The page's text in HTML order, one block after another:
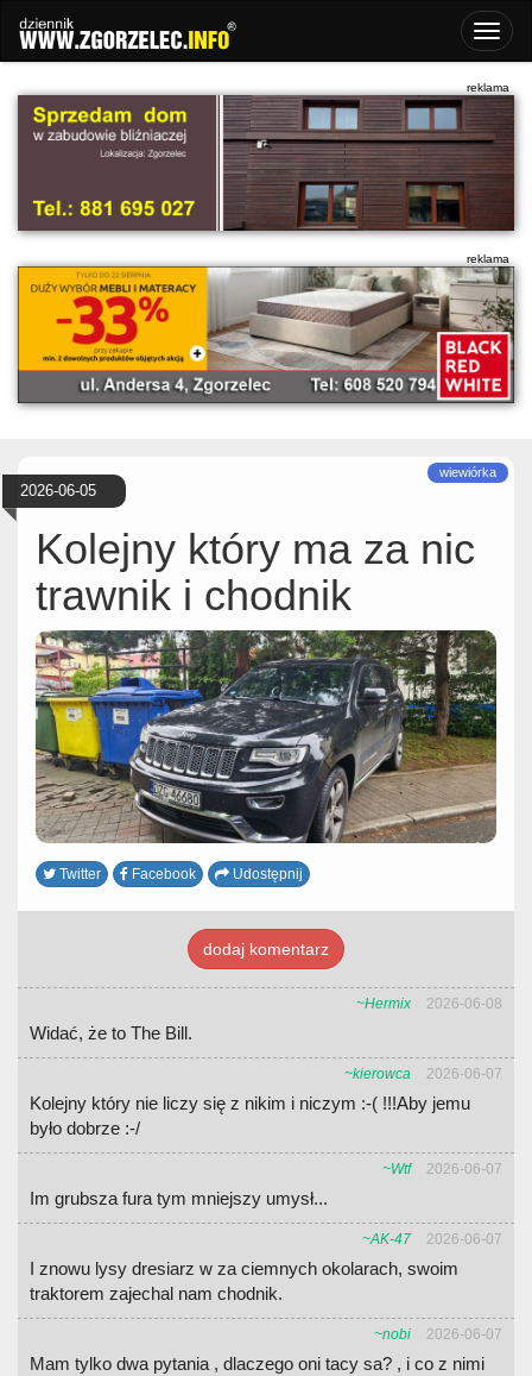
2026-06-05
Kolejny który ma za nic
trawnik i chodnik
Twitter Facebook Udostępnij
dodaj komentarz
~Hermix 2026-06-08
Widać, że to The Bill.
~kierowca 2026-06-07
Kolejny który nie liczy się z nikim i niczym :-( !!!Aby jemu
było dobrze :-/
~Wtf 2026-06-07
Im grubsza fura tym mniejszy umysł...
~AK-47 2026-06-07
I znowu lysy dresiarz w za ciemnych okolarach, swoim
traktorem zajechal nam chodnik.
~nobi 2026-06-07
Mam tylko dwa pytania , dlaczego oni tacy sa? , i co z nimi